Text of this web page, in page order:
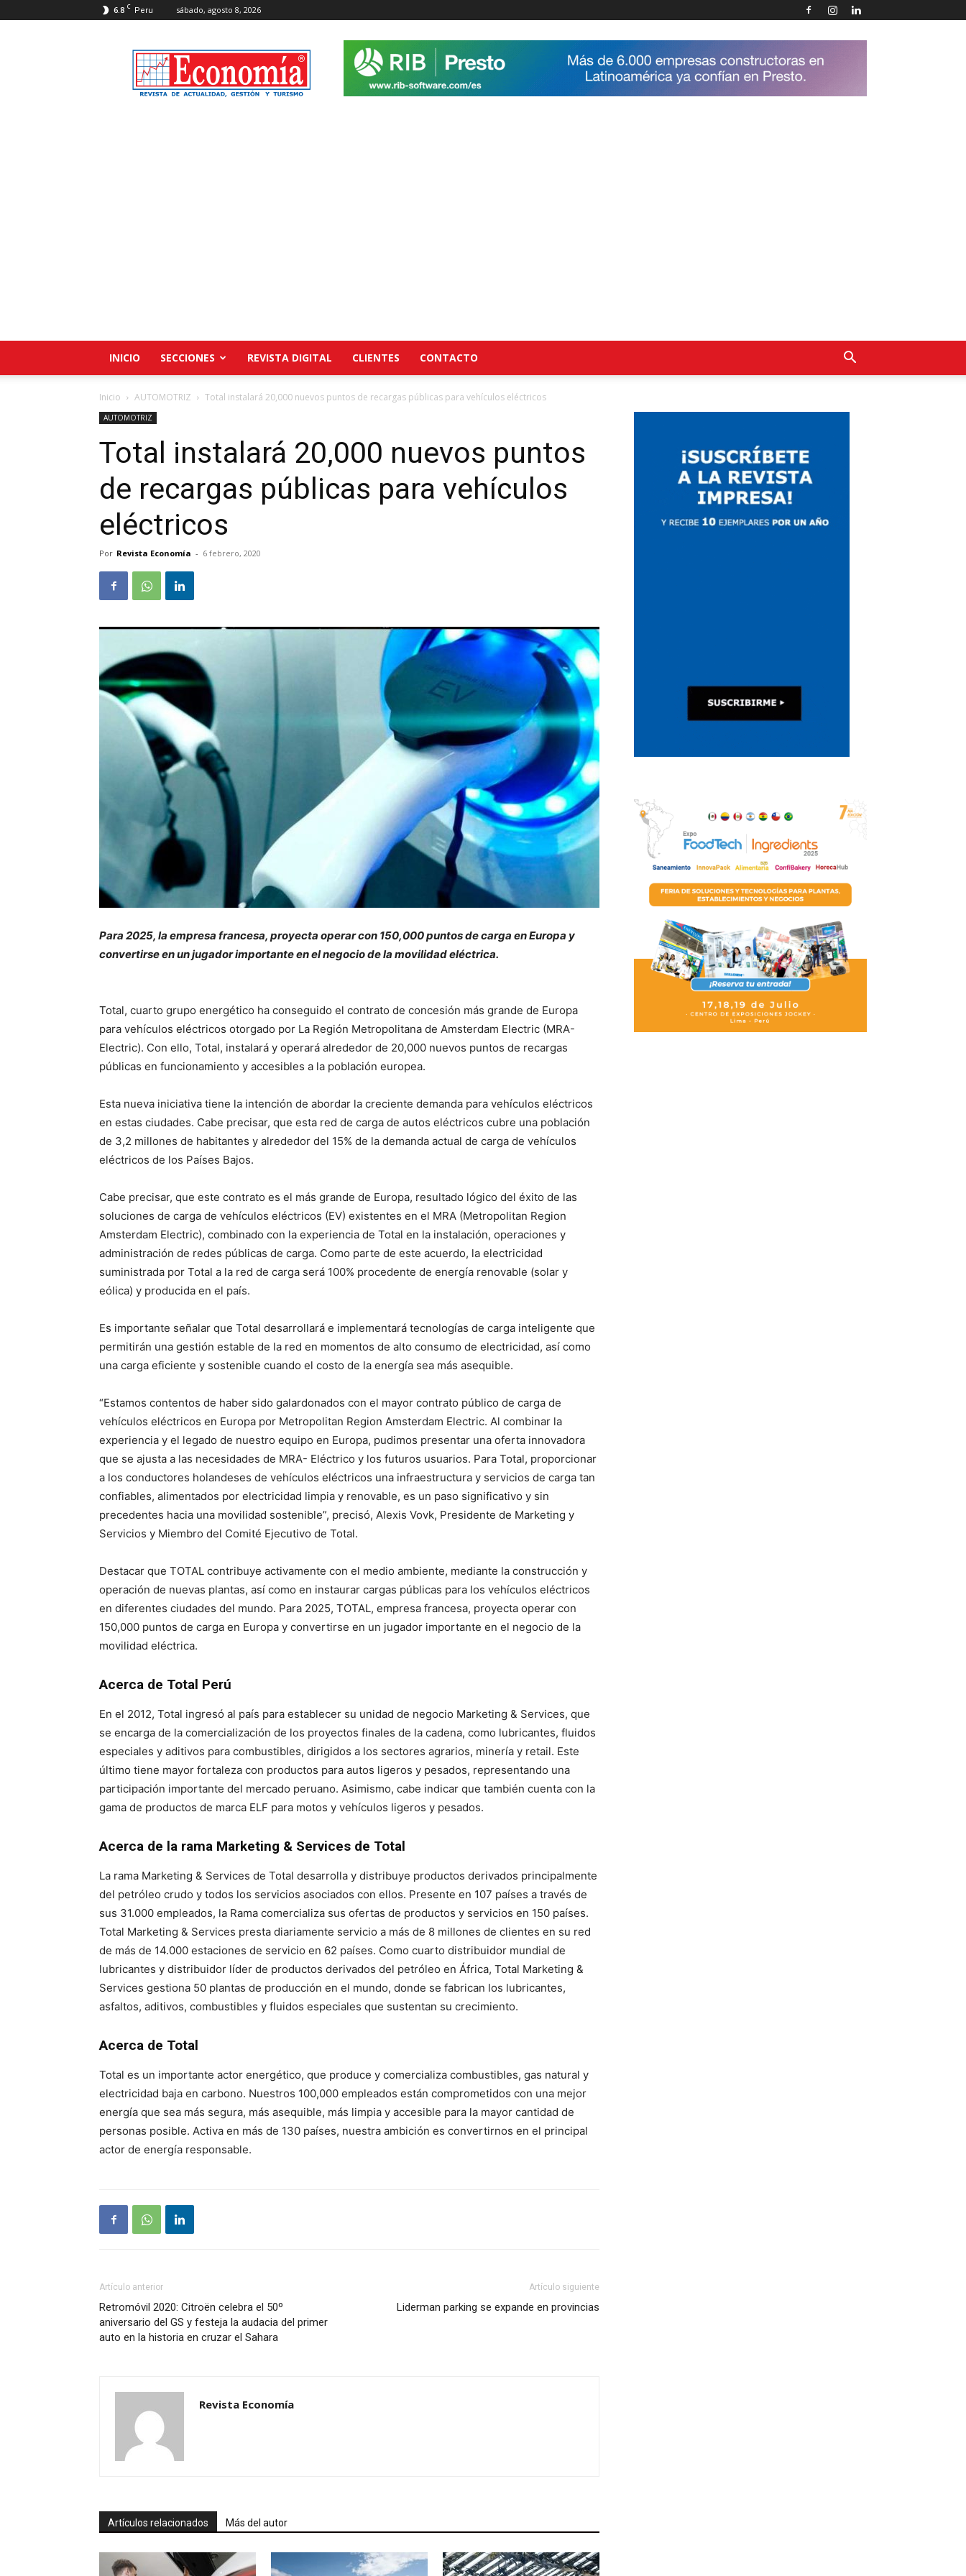
6.8 C Peru sábado, agosto 8, 2026
Revista
Economía
INICIO SECCIONES REVISTA DIGITAL CLIENTES CONTACTO
Inicio AUTOMOTRIZ Total instalará 20,000 nuevos puntos de recargas públicas para vehículos eléctricos
AUTOMOTRIZ
Total instalará 20,000 nuevos puntos
de recargas públicas para vehículos
eléctricos
Por Revista Economía - 6 febrero, 2020
Para 2025, la empresa francesa, proyecta operar con 150,000 puntos de carga en Europa y
convertirse en un jugador importante en el negocio de la movilidad eléctrica.
Total, cuarto grupo energético ha conseguido el contrato de concesión más grande de Europa
para vehículos eléctricos otorgado por La Región Metropolitana de Amsterdam Electric (MRA-
Electric). Con ello, Total, instalará y operará alrededor de 20,000 nuevos puntos de recargas
públicas en funcionamiento y accesibles a la población europea.
Esta nueva iniciativa tiene la intención de abordar la creciente demanda para vehículos eléctricos
en estas ciudades. Cabe precisar, que esta red de carga de autos eléctricos cubre una población
de 3,2 millones de habitantes y alrededor del 15% de la demanda actual de carga de vehículos
eléctricos de los Países Bajos.
Cabe precisar, que este contrato es el más grande de Europa, resultado lógico del éxito de las
soluciones de carga de vehículos eléctricos (EV) existentes en el MRA (Metropolitan Region
Amsterdam Electric), combinado con la experiencia de Total en la instalación, operaciones y
administración de redes públicas de carga. Como parte de este acuerdo, la electricidad
suministrada por Total a la red de carga será 100% procedente de energía renovable (solar y
eólica) y producida en el país.
Es importante señalar que Total desarrollará e implementará tecnologías de carga inteligente que
permitirán una gestión estable de la red en momentos de alto consumo de electricidad, así como
una carga eficiente y sostenible cuando el costo de la energía sea más asequible.
“Estamos contentos de haber sido galardonados con el mayor contrato público de carga de
vehículos eléctricos en Europa por Metropolitan Region Amsterdam Electric. Al combinar la
experiencia y el legado de nuestro equipo en Europa, pudimos presentar una oferta innovadora
que se ajusta a las necesidades de MRA- Eléctrico y los futuros usuarios. Para Total, proporcionar
a los conductores holandeses de vehículos eléctricos una infraestructura y servicios de carga tan
confiables, alimentados por electricidad limpia y renovable, es un paso significativo y sin
precedentes hacia una movilidad sostenible”, precisó, Alexis Vovk, Presidente de Marketing y
Servicios y Miembro del Comité Ejecutivo de Total.
Destacar que TOTAL contribuye activamente con el medio ambiente, mediante la construcción y
operación de nuevas plantas, así como en instaurar cargas públicas para los vehículos eléctricos
en diferentes ciudades del mundo. Para 2025, TOTAL, empresa francesa, proyecta operar con
150,000 puntos de carga en Europa y convertirse en un jugador importante en el negocio de la
movilidad eléctrica.
Acerca de Total Perú
En el 2012, Total ingresó al país para establecer su unidad de negocio Marketing & Services, que
se encarga de la comercialización de los proyectos finales de la cadena, como lubricantes, fluidos
especiales y aditivos para combustibles, dirigidos a los sectores agrarios, minería y retail. Este
último tiene mayor fortaleza con productos para autos ligeros y pesados, representando una
participación importante del mercado peruano. Asimismo, cabe indicar que también cuenta con la
gama de productos de marca ELF para motos y vehículos ligeros y pesados.
Acerca de la rama Marketing & Services de Total
La rama Marketing & Services de Total desarrolla y distribuye productos derivados principalmente
del petróleo crudo y todos los servicios asociados con ellos. Presente en 107 países a través de
sus 31.000 empleados, la Rama comercializa sus ofertas de productos y servicios en 150 países.
Total Marketing & Services presta diariamente servicio a más de 8 millones de clientes en su red
de más de 14.000 estaciones de servicio en 62 países. Como cuarto distribuidor mundial de
lubricantes y distribuidor líder de productos derivados del petróleo en África, Total Marketing &
Services gestiona 50 plantas de producción en el mundo, donde se fabrican los lubricantes,
asfaltos, aditivos, combustibles y fluidos especiales que sustentan su crecimiento.
Acerca de Total
Total es un importante actor energético, que produce y comercializa combustibles, gas natural y
electricidad baja en carbono. Nuestros 100,000 empleados están comprometidos con una mejor
energía que sea más segura, más asequible, más limpia y accesible para la mayor cantidad de
personas posible. Activa en más de 130 países, nuestra ambición es convertirnos en el principal
actor de energía responsable.
Artículo anterior
Retromóvil 2020: Citroën celebra el 50º
aniversario del GS y festeja la audacia del primer
auto en la historia en cruzar el Sahara
Artículo siguiente
Liderman parking se expande en provincias
Revista Economía
Artículos relacionados Más del autor